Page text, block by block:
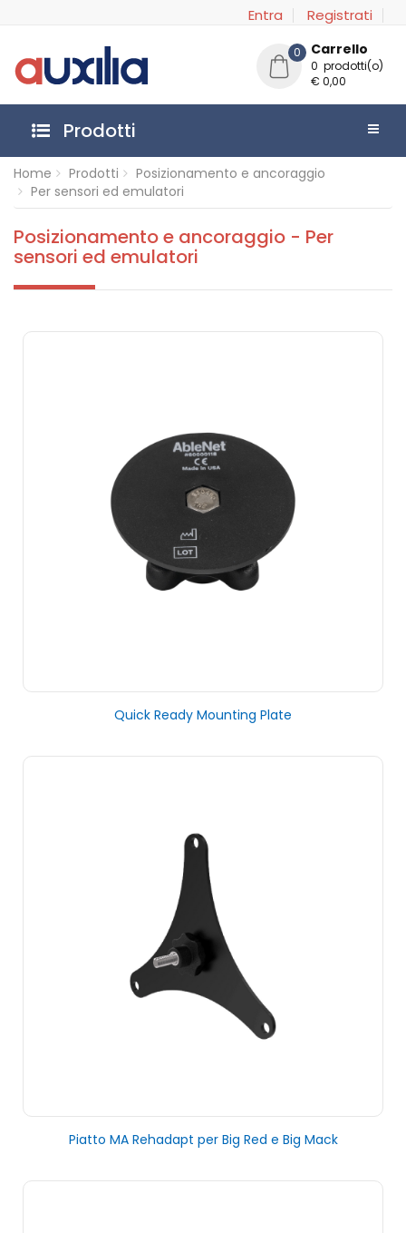
Entra Registrati
0 Carrello
0 prodotti(o)
€ 0,00
Prodotti
Home Prodotti
Posizionamento e ancoraggio
Per sensori ed emulatori
Posizionamento e ancoraggio - Per
sensori ed emulatori
Quick Ready Mounting Plate
Piatto MA Rehadapt per Big Red e Big Mack